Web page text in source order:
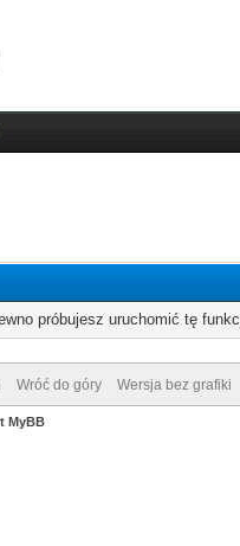
próbujesz uruchomić tę
Wróć do góry Wersja bez grafiki
MyBB